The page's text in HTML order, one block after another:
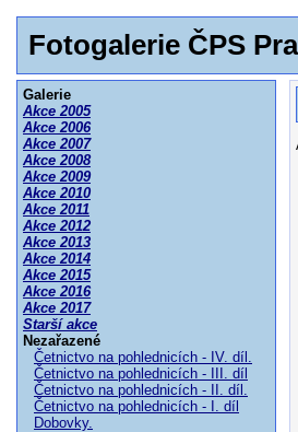
Fotogalerie ČPS
Galerie
Akce 2005
Akce 2006
Akce 2007
Akce 2008
Akce 2009
Akce 2010
Akce 2011
Akce 2012
Akce 2013
Akce 2014
Akce 2015
Akce 2016
Akce 2017
Starší akce
Nezařazené
Četnictvo na pohlednicích - IV. díl.
Četnictvo na pohlednicích - III. díl
Četnictvo na pohlednicích - II. díl.
Četnictvo na pohlednicích - I. díl
Dobovky.